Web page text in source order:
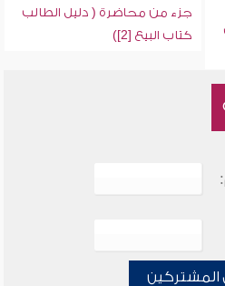
جزء من محاضرة ( دليل الطالب
كتاب البيع [2])
المشتركين